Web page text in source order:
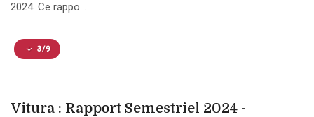
2024. Ce rappo...
3/9
Vitura : Rapport Semestriel 2024 -